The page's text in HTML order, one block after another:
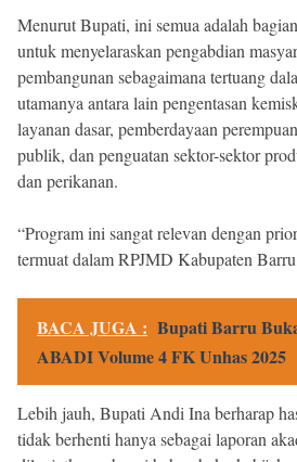
Menurut Bupati, ini semua adalah
untuk menyelaraskan pengabdian
pembangunan sebagaimana tertuang
utamanya antara lain pengentasan
layanan dasar, pemberdayaan
publik, dan penguatan sektor-sektor
dan perikanan.
“Program ini sangat relevan dengan
termuat dalam RPJMD Kabupaten
BACA JUGA : Bupati Barru
ABADI Volume 4 FK Unhas 2025
Lebih jauh, Bupati Andi Ina berharap
tidak berhenti hanya sebagai laporan